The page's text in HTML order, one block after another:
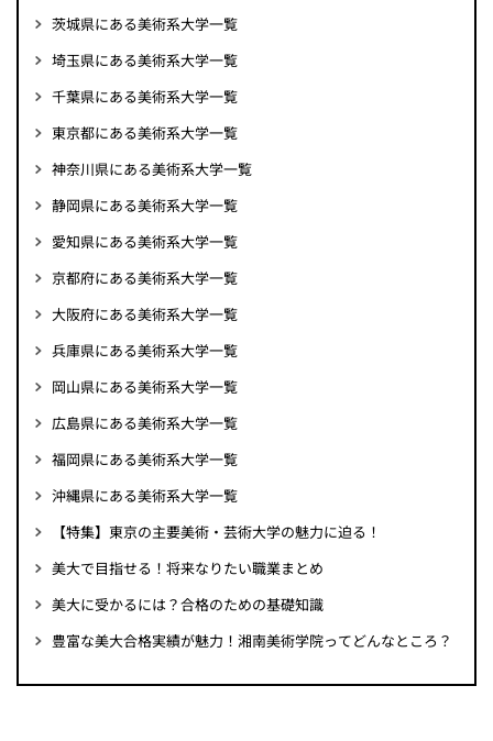
茨城県にある美術系大学一覧
埼玉県にある美術系大学一覧
千葉県にある美術系大学一覧
東京都にある美術系大学一覧
神奈川県にある美術系大学一覧
静岡県にある美術系大学一覧
愛知県にある美術系大学一覧
京都府にある美術系大学一覧
大阪府にある美術系大学一覧
兵庫県にある美術系大学一覧
岡山県にある美術系大学一覧
広島県にある美術系大学一覧
福岡県にある美術系大学一覧
沖縄県にある美術系大学一覧
【特集】東京の主要美術・芸術大学の魅力に迫る！
美大で目指せる！将来なりたい職業まとめ
美大に受かるには？合格のための基礎知識
豊富な美大合格実績が魅力！湘南美術学院ってどんなところ？